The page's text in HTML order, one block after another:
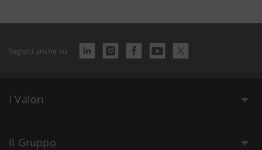
Seguici anche su
I Valori
Il Gruppo